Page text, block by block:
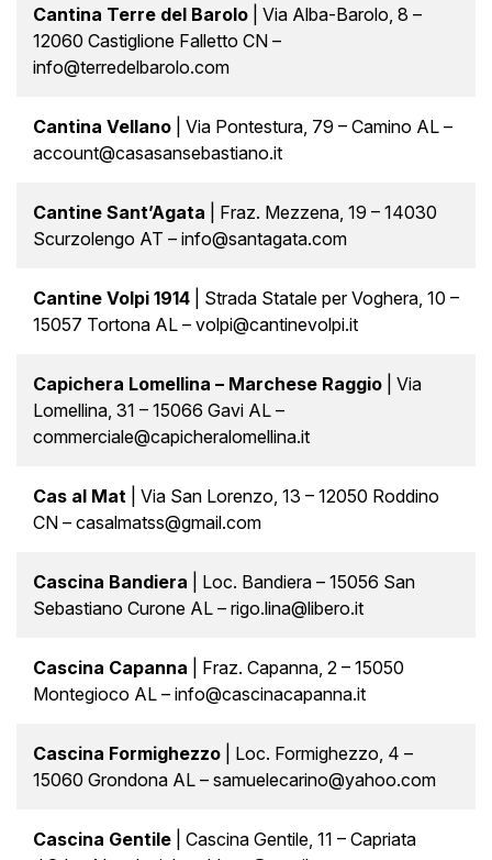
Cantina Terre del Barolo | Via Alba-Barolo, 8 –
12060 Castiglione Falletto CN –
info@terredelbarolo.com
Cantina Vellano | Via Pontestura, 79 – Camino AL –
account@casasansebastiano.it
Cantine Sant’Agata | Fraz. Mezzena, 19 – 14030
Scurzolengo AT – info@santagata.com
Cantine Volpi 1914 | Strada Statale per Voghera, 10 –
15057 Tortona AL – volpi@cantinevolpi.it
Capichera Lomellina – Marchese Raggio | Via
Lomellina, 31 – 15066 Gavi AL –
commerciale@capicheralomellina.it
Cas al Mat | Via San Lorenzo, 13 – 12050 Roddino
CN – casalmatss@gmail.com
Cascina Bandiera | Loc. Bandiera – 15056 San
Sebastiano Curone AL – rigo.lina@libero.it
Cascina Capanna | Fraz. Capanna, 2 – 15050
Montegioco AL – info@cascinacapanna.it
Cascina Formighezzo | Loc. Formighezzo, 4 –
15060 Grondona AL – samuelecarino@yahoo.com
Cascina Gentile | Cascina Gentile, 11 – Capriata